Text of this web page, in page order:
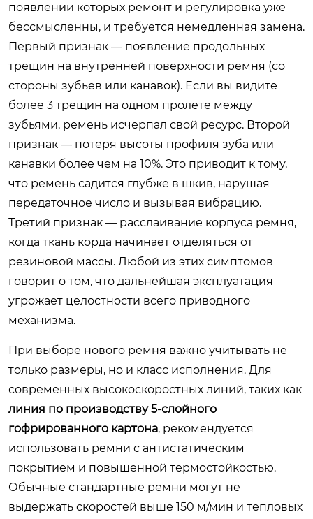
появлении которых ремонт и регулировка уже
бессмысленны, и требуется немедленная замена.
Первый признак — появление продольных
трещин на внутренней поверхности ремня (со
стороны зубьев или канавок). Если вы видите
более 3 трещин на одном пролете между
зубьями, ремень исчерпал свой ресурс. Второй
признак — потеря высоты профиля зуба или
канавки более чем на 10%. Это приводит к тому,
что ремень садится глубже в шкив, нарушая
передаточное число и вызывая вибрацию.
Третий признак — расслаивание корпуса ремня,
когда ткань корда начинает отделяться от
резиновой массы. Любой из этих симптомов
говорит о том, что дальнейшая эксплуатация
угрожает целостности всего приводного
механизма.
При выборе нового ремня важно учитывать не
только размеры, но и класс исполнения. Для
современных высокоскоростных линий, таких как
линия по производству 5-слойного
гофрированного картона, рекомендуется
использовать ремни с антистатическим
покрытием и повышенной термостойкостью.
Обычные стандартные ремни могут не
выдержать скоростей выше 150 м/мин и тепловых